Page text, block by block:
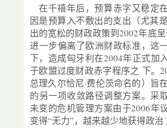
在千禧年后，预算赤字又稳定
因是预算入不敷出的支出（尤其
出的宽松的财政政策到2002年底
进一步偏离了欧洲财政标准，这
下，造成匈牙利在2004年正式加
于欧盟过度财政赤字程序之 下。
总理久尔恰尼·费伦茨命名的）旨
的另一项收敛路径调整方案。采
未变的危机管理方案由于2006年
变得“无力”，越来越少地获得政治